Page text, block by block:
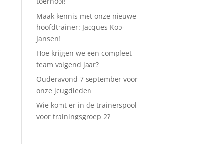
Maak kennis met onze nieuwe
hoofdtrainer: Jacques Kop-
Jansen!
Hoe krijgen we een compleet
team volgend jaar?
Ouderavond 7 september voor
onze jeugdleden
Wie komt er in de trainerspool
voor trainingsgroep 2?